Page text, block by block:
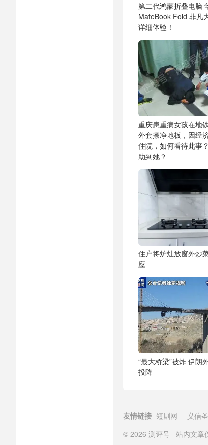
第二代鸿蒙折叠电脑
MateBook Fold 非凡
详细体验！
重庆患重病女孩在地
外套擦净地板，因经
住院，如何看待此事
助到她？
住户将炉灶放窗外炒
应
“最大桥梁”被炸 伊朗
投降
友情链接 短剧网 义信
© 2026 测评号 站内文章